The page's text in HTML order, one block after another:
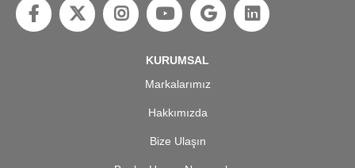
KURUMSAL
Markalarımız
Hakkımızda
Bize Ulaşın